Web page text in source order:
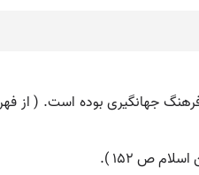
جهانگیری بوده است. ( از